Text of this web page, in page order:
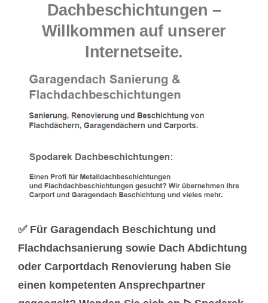
Dachbeschichtungen –
Willkommen auf unserer
Internetseite.
✅ Für Garagendach Beschichtung und
Flachdachsanierung sowie Dach Abdichtung
oder Carportdach Renovierung haben Sie
einen kompetenten Ansprechpartner